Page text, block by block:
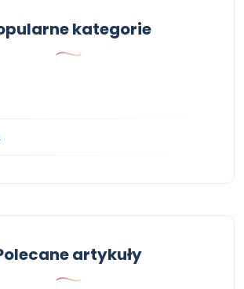
kategorie
artykuły